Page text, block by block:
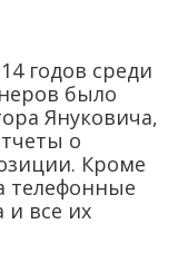
годов среди
было
Януковича,
о
Кроме
телефонные
и все их